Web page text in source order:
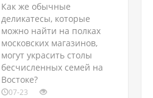
Как же обычные
деликатесы, которые
можно найти на полках
московских магазинов,
могут украсить столы
бесчисленных семей на
Востоке?
07-23